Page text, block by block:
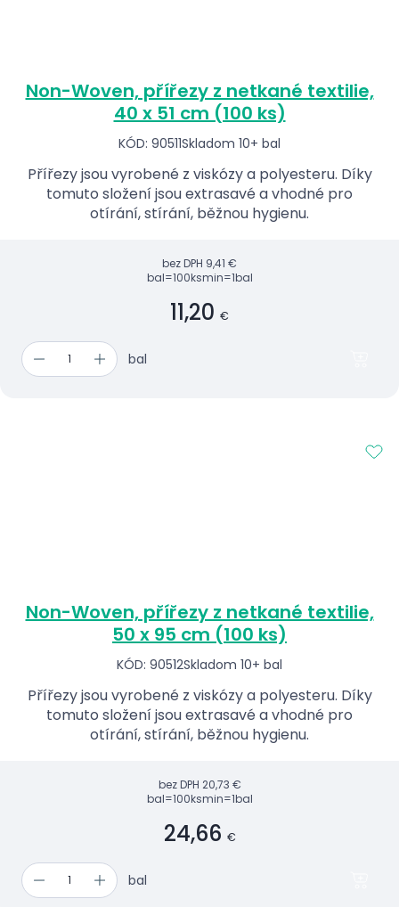
Non-Woven, přířezy z netkané textilie,
40 x 51 cm (100 ks)
KÓD: 90511Skladom 10+ bal
Přířezy jsou vyrobené z viskózy a polyesteru. Díky
tomuto složení jsou extrasavé a vhodné pro
otírání, stírání, běžnou hygienu.
bez DPH 9,41 €
bal=100ksmin=1bal
11,20 €
bal
Non-Woven, přířezy z netkané textilie,
50 x 95 cm (100 ks)
KÓD: 90512Skladom 10+ bal
Přířezy jsou vyrobené z viskózy a polyesteru. Díky
tomuto složení jsou extrasavé a vhodné pro
otírání, stírání, běžnou hygienu.
bez DPH 20,73 €
bal=100ksmin=1bal
24,66 €
bal